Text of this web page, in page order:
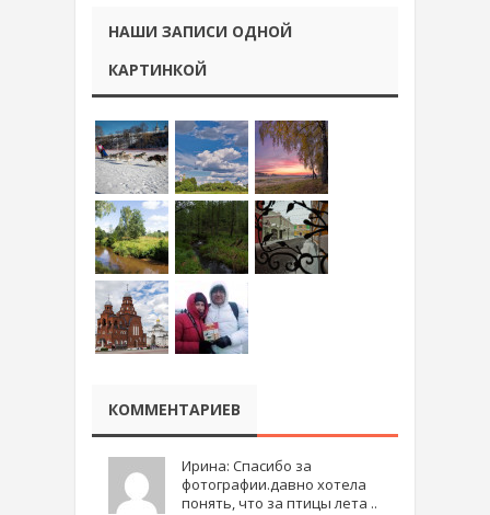
НАШИ ЗАПИСИ ОДНОЙ
КАРТИНКОЙ
КОММЕНТАРИЕВ
Ирина: Спасибо за
фотографии.давно хотела
понять, что за птицы лета ..